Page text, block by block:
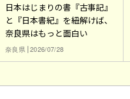
日本はじまりの書『古事記』
と『日本書紀』を紐解けば、
奈良県はもっと面白い
奈良県 2026/07/28